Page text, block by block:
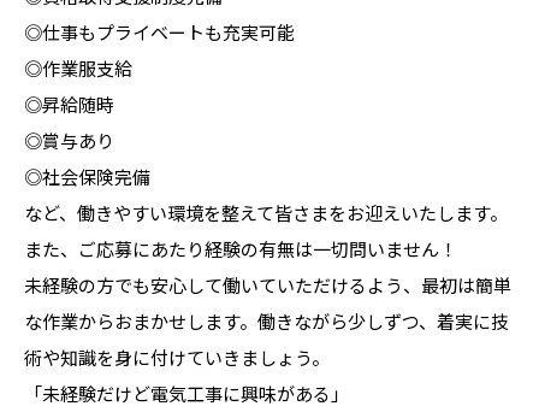
◎仕事もプライベートも充実可能
◎作業服支給
◎昇給随時
◎賞与あり
◎社会保険完備
など、働きやすい環境を整えて皆さまをお迎えいたします。
また、ご応募にあたり経験の有無は一切問いません！
未経験の方でも安心して働いていただけるよう、最初は簡単
な作業からおまかせします。働きながら少しずつ、着実に技
術や知識を身に付けていきましょう。
「未経験だけど電気工事に興味がある」